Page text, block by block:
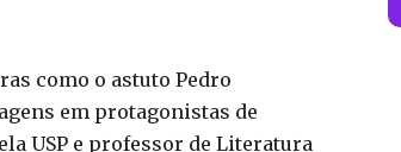
como o astuto Pedro
em protagonistas de
USP e professor de Literatura